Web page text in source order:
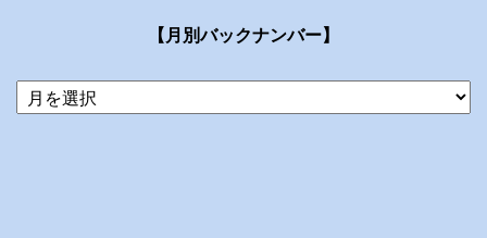
【月別バックナンバー】
当
ブ